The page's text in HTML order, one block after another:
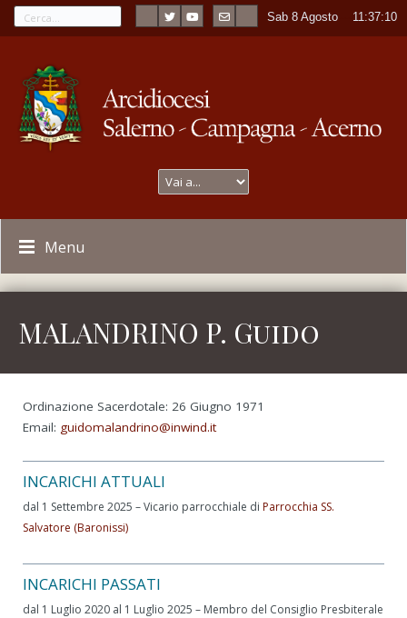
Sab 8 Agosto 11:37:10
Menu
MALANDRINO P. Guido
Ordinazione Sacerdotale: 26 Giugno 1971
Email: guidomalandrino@inwind.it
INCARICHI ATTUALI
dal 1 Settembre 2025 – Vicario parrocchiale di Parrocchia SS.
Salvatore (Baronissi)
INCARICHI PASSATI
dal 1 Luglio 2020 al 1 Luglio 2025 – Membro del Consiglio Presbiterale